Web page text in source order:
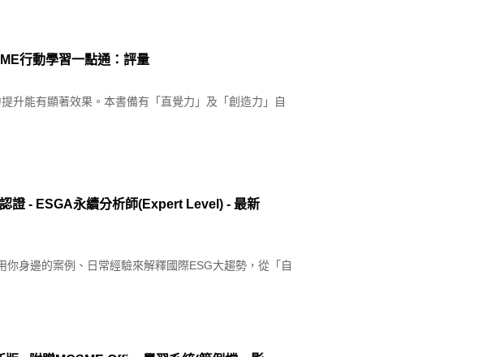
行動學習一點通：評量
升能有顯著效果。本書備有「直覺力」及「創造力」自
證 - ESGA永續分析師(Expert Level) - 最新
身邊的案例、日常經驗來解釋國際ESG大趨勢，從「自